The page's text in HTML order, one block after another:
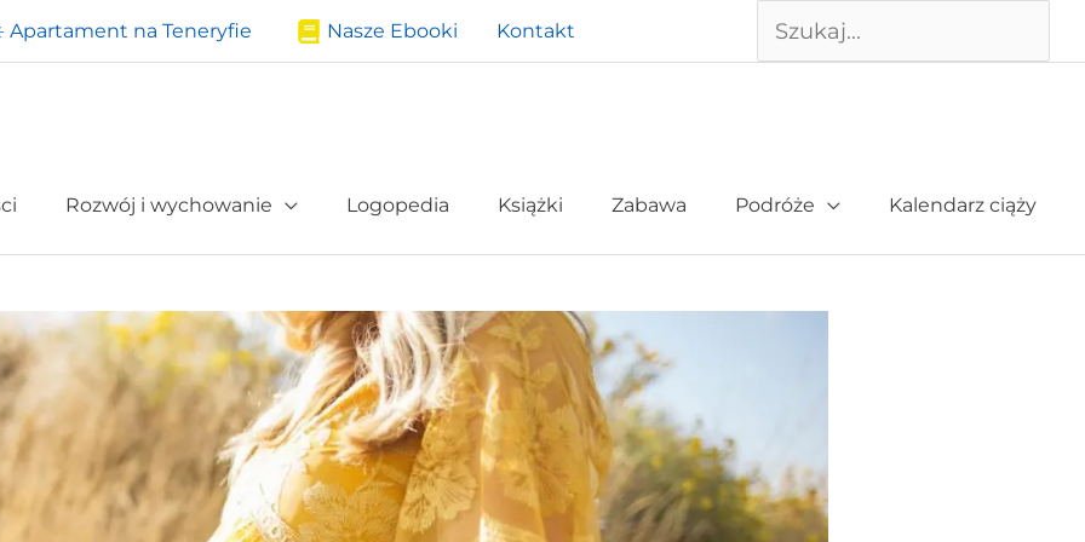
Apartament na Teneryfie Nasze Ebooki Kontakt Szukaj
Rozwój i wychowanie Logopedia Książki Zabawa Podróże Kalendarz ciąży